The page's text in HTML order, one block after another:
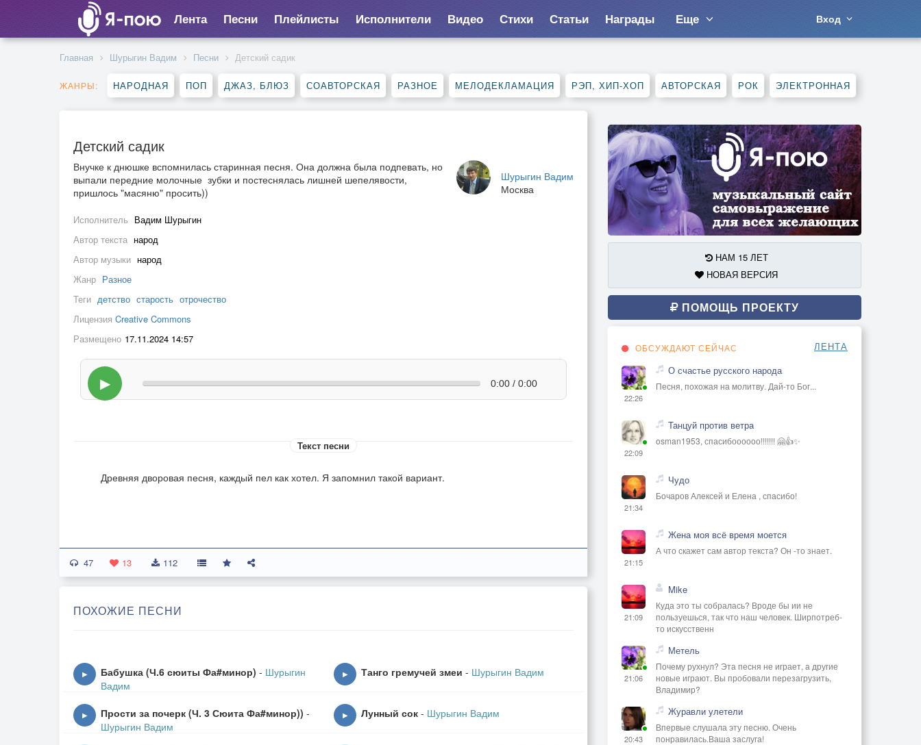
Лента Песни Плейлисты Исполнители Видео Стихи Статьи Награды Еще Вход
Главная Шурыгин Вадим Песни Детский садик
ЖАНРЫ: НАРОДНАЯ ПОП ДЖАЗ, БЛЮЗ СОАВТОРСКАЯ РАЗНОЕ МЕЛОДЕКЛАМАЦИЯ РЭП, ХИП-ХОП АВТОРСКАЯ РОК ЭЛЕКТРОННАЯ
Детский садик
Шурыгин Вадим
Москва
Внучке к днюшке вспомнилась старинная песня. Она должна была подпевать, но
выпали передние молочные зубки и постеснялась лишней шепелявости,
пришлось "масяню" просить))
Исполнитель Вадим Шурыгин
Автор текста народ
Автор музыки народ
Жанр Разное
Теги детство старость отрочество
Лицензия Creative Commons
Размещено 17.11.2024 14:57
▶ 0:00 / 0:00
Текст песни
Древняя дворовая песня, каждый пел как хотел. Я запомнил такой вариант.
47 13 112
ПОХОЖИЕ ПЕСНИ
▶ Бабушка (Ч.6 сюиты Фа#минор) - Шурыгин
Вадим
▶ Танго гремучей змеи - Шурыгин Вадим
▶ Прости за почерк (Ч. 3 Сюита Фа#минор)) -
Шурыгин Вадим
▶ Лунный сок - Шурыгин Вадим
НАМ 15 ЛЕТ
НОВАЯ ВЕРСИЯ
ПОМОЩЬ ПРОЕКТУ
ОБСУЖДАЮТ СЕЙЧАС ЛЕНТА
22:26
О счастье русского народа
Песня, похожая на молитву. Дай-то Бог...
22:09
Танцуй против ветра
osman1953, спасибоооооо!!!!!!! 🤗👍✨
21:34
Чудо
Бочаров Алексей и Елена , спасибо!
21:15
Жена моя всё время моется
А что скажет сам автор текста? Он -то знает.
21:09
Mike
Куда это ты собралась? Вроде бы ии не
пользуешься, так что наш человек. Ширпотреб-
то искусственн
21:06
Метель
Почему рухнул? Эта песня не играет, а другие
новые играют. Вы пробовали перезагрузить,
Владимир?
20:43
Журавли улетели
Впервые слушала эту песню. Очень
понравилась.Ваша заслуга!